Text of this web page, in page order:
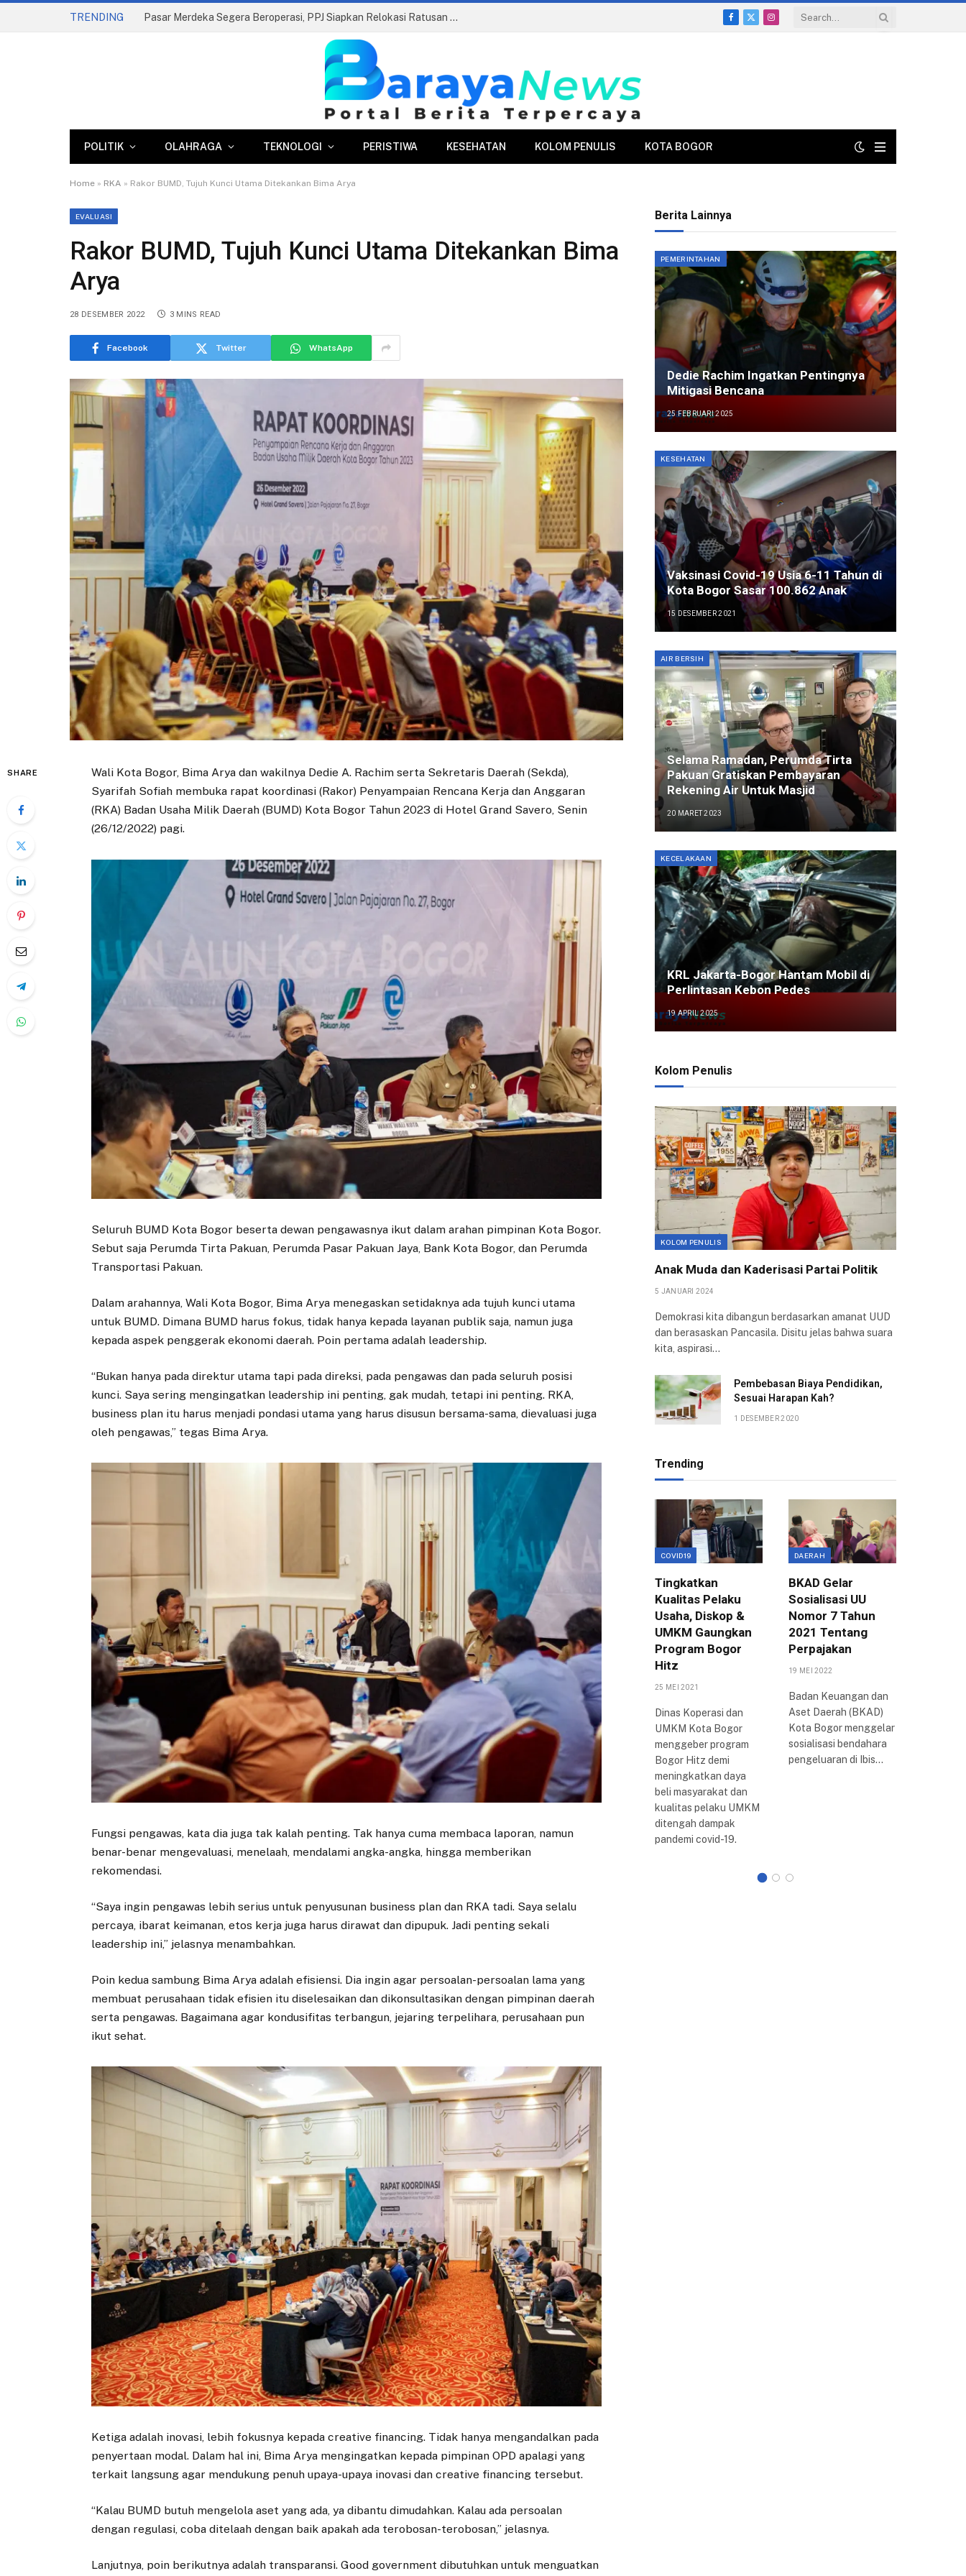
TRENDING Pasar Merdeka Segera Beroperasi, PPJ Siapkan Relokasi Ratusan Pedagang dan PKL
Facebook
X
Instagram
POLITIK OLAHRAGA TEKNOLOGI PERISTIWA KESEHATAN KOLOM PENULIS KOTA BOGOR
Home » RKA » Rakor BUMD, Tujuh Kunci Utama Ditekankan Bima Arya
EVALUASI
Rakor BUMD, Tujuh Kunci Utama Ditekankan Bima
Arya
28 DESEMBER 2022 3 MINS READ
Facebook Twitter WhatsApp
SHARE
Wali Kota Bogor, Bima Arya dan wakilnya Dedie A. Rachim serta Sekretaris Daerah (Sekda),
Syarifah Sofiah membuka rapat koordinasi (Rakor) Penyampaian Rencana Kerja dan Anggaran
(RKA) Badan Usaha Milik Daerah (BUMD) Kota Bogor Tahun 2023 di Hotel Grand Savero, Senin
(26/12/2022) pagi.
Seluruh BUMD Kota Bogor beserta dewan pengawasnya ikut dalam arahan pimpinan Kota Bogor.
Sebut saja Perumda Tirta Pakuan, Perumda Pasar Pakuan Jaya, Bank Kota Bogor, dan Perumda
Transportasi Pakuan.
Dalam arahannya, Wali Kota Bogor, Bima Arya menegaskan setidaknya ada tujuh kunci utama
untuk BUMD. Dimana BUMD harus fokus, tidak hanya kepada layanan publik saja, namun juga
kepada aspek penggerak ekonomi daerah. Poin pertama adalah leadership.
“Bukan hanya pada direktur utama tapi pada direksi, pada pengawas dan pada seluruh posisi
kunci. Saya sering mengingatkan leadership ini penting, gak mudah, tetapi ini penting. RKA,
business plan itu harus menjadi pondasi utama yang harus disusun bersama-sama, dievaluasi juga
oleh pengawas,” tegas Bima Arya.
Fungsi pengawas, kata dia juga tak kalah penting. Tak hanya cuma membaca laporan, namun
benar-benar mengevaluasi, menelaah, mendalami angka-angka, hingga memberikan
rekomendasi.
“Saya ingin pengawas lebih serius untuk penyusunan business plan dan RKA tadi. Saya selalu
percaya, ibarat keimanan, etos kerja juga harus dirawat dan dipupuk. Jadi penting sekali
leadership ini,” jelasnya menambahkan.
Poin kedua sambung Bima Arya adalah efisiensi. Dia ingin agar persoalan-persoalan lama yang
membuat perusahaan tidak efisien itu diselesaikan dan dikonsultasikan dengan pimpinan daerah
serta pengawas. Bagaimana agar kondusifitas terbangun, jejaring terpelihara, perusahaan pun
ikut sehat.
Ketiga adalah inovasi, lebih fokusnya kepada creative financing. Tidak hanya mengandalkan pada
penyertaan modal. Dalam hal ini, Bima Arya mengingatkan kepada pimpinan OPD apalagi yang
terkait langsung agar mendukung penuh upaya-upaya inovasi dan creative financing tersebut.
“Kalau BUMD butuh mengelola aset yang ada, ya dibantu dimudahkan. Kalau ada persoalan
dengan regulasi, coba ditelaah dengan baik apakah ada terobosan-terobosan,” jelasnya.
Lanjutnya, poin berikutnya adalah transparansi. Good government dibutuhkan untuk menguatkan
Berita Lainnya
PEMERINTAHAN
Dedie Rachim Ingatkan Pentingnya
Mitigasi Bencana
25 FEBRUARI 2025
KESEHATAN
Vaksinasi Covid-19 Usia 6-11 Tahun di
Kota Bogor Sasar 100.862 Anak
15 DESEMBER 2021
AIR BERSIH
Selama Ramadan, Perumda Tirta
Pakuan Gratiskan Pembayaran
Rekening Air Untuk Masjid
20 MARET 2023
KECELAKAAN
KRL Jakarta-Bogor Hantam Mobil di
Perlintasan Kebon Pedes
19 APRIL 2025
Kolom Penulis
KOLOM PENULIS
Anak Muda dan Kaderisasi Partai Politik
5 JANUARI 2024
Demokrasi kita dibangun berdasarkan amanat UUD
dan berasaskan Pancasila. Disitu jelas bahwa suara
kita, aspirasi…
Pembebasan Biaya Pendidikan,
Sesuai Harapan Kah?
1 DESEMBER 2020
Trending
Pasar Gembrong
Sukasari Siap
Diresmikan
9 JUNI 2025
BOGOR – Progres
pembangunan Pasar
Gembrong Sukasari di
Jalan Siliwangi,
Kecamatan Bogor
Timur, Kota Bogor…
DAERAH
Rapat Kerja
dengan
Dinkukmdagin,
Komisi IV DPRD
Bogor Fokus
Inflasi dan
Penguatan UMKM
28 JANUARI 2026
BOGOR – Komisi IV
DPRD Kota Bogor
menggelar rapat kerja
bersama Dinas
Koperasi, Usaha
COVID19
Tingkatkan
Kualitas Pelaku
Usaha, Diskop &
UMKM Gaungkan
Program Bogor
Hitz
25 MEI 2021
Dinas Koperasi dan
UMKM Kota Bogor
menggeber program
Bogor Hitz demi
meningkatkan daya
beli masyarakat dan
kualitas pelaku UMKM
ditengah dampak
pandemi covid-19.
DAERAH
BKAD Gelar
Sosialisasi UU
Nomor 7 Tahun
2021 Tentang
Perpajakan
19 MEI 2022
Badan Keuangan dan
Aset Daerah (BKAD)
Kota Bogor menggelar
sosialisasi bendahara
pengeluaran di Ibis…